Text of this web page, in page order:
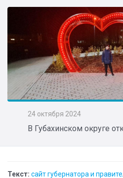
24 октября 2024
В Губахинском округе
Текст: сайт губернатора и